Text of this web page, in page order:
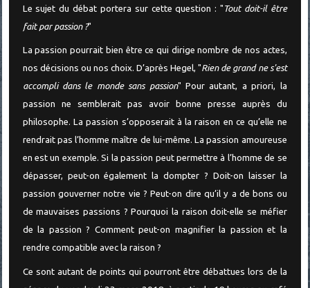
Le sujet du débat portera sur cette question : " Tout doit-il être
fait par passion ?"
La passion pourrait bien être ce qui dirige nombre de nos actes,
nos décisions ou nos choix. D’après Hegel, "Rien de grand ne s'est
accompli dans le monde sans passion" Pour autant, a priori, la
passion ne semblerait pas avoir bonne presse auprès du
philosophe. La passion s’opposerait à la raison en ce qu’elle ne
rendrait pas l’homme maître de lui-même. La passion amoureuse
en est un exemple. Si la passion peut permettre à l’homme de se
dépasser, peut-on également la dompter ? Doit-on laisser la
passion gouverner notre vie ? Peut-on dire qu’il y a de bons ou
de mauvaises passions ? Pourquoi la raison doit-elle se méfier
de la passion ? Comment peut-on magnifier la passion et la
rendre compatible avec la raison ?
Ce sont autant de points qui pourront être débattues lors de la